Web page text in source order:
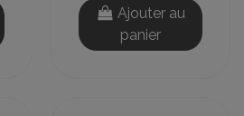
Ajouter au
panier